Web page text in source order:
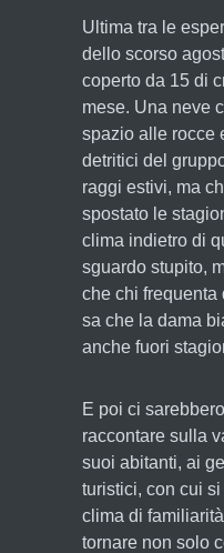
Ultima tra le
dello scorso
coperto da 15 di
mese. Una neve
spazio alle rocce
detritici del
raggi estivi, ma
spostato le
clima indietro di
sguardo stupito,
che chi frequenta
sa che la dama
anche fuori
E poi ci
raccontare sulla
suoi abitanti, ai
turistici, con cui
clima di
tornare non solo